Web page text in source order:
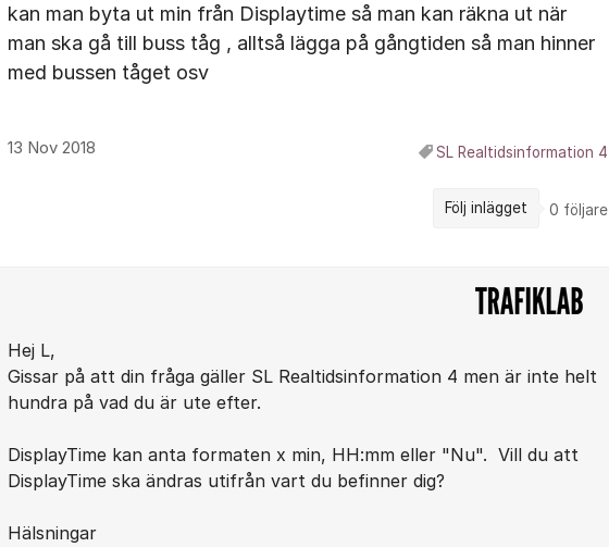
kan man byta ut min från Displaytime så man kan räkna ut när
man ska gå till buss tåg , alltså lägga på gångtiden så man hinner
med bussen tåget osv
13 Nov 2018 SL Realtidsinformation 4
Följ inlägget 0 följare
Hej L,
Gissar på att din fråga gäller SL Realtidsinformation 4 men är inte helt
hundra på vad du är ute efter.
DisplayTime kan anta formaten x min, HH:mm eller "Nu". Vill du att
DisplayTime ska ändras utifrån vart du befinner dig?
Hälsningar